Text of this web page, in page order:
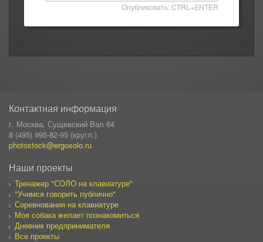
Опубликовать: CTRL+ENTER
Контактная информация
г. Москва, Сущевский Вал 64
8 (495) 995-82-95 (кругл.)
photostock@ergosolo.ru
Наши проекты
Тренажер "СОЛО на клавиатуре"
"Учимся говорить публично"
Соревнования на клавиатуре
Моя собака желает познакомиться
Дневник предпринимателя
Все проекты